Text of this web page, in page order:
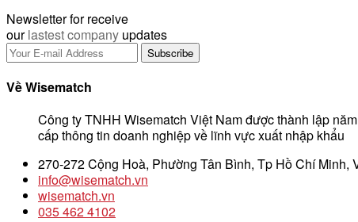
Newsletter for receive
ourlastest company updates
Về Wisematch
Công ty TNHH Wisematch Việt Nam được thành lập
cấp thông tin doanh nghiệp về lĩnh vực xuất nhập khẩu
270-272 Cộng Hoà, Phường Tân Bình, Tp Hồ Chí Minh,
info@wisematch.vn
wisematch.vn
035 462 4102